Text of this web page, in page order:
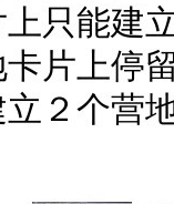
能建立
片上停
２个营